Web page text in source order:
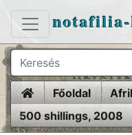
HomeFőoldal
500 shillings, 2008